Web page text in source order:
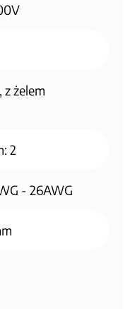
z żelem
2
- 26AWG